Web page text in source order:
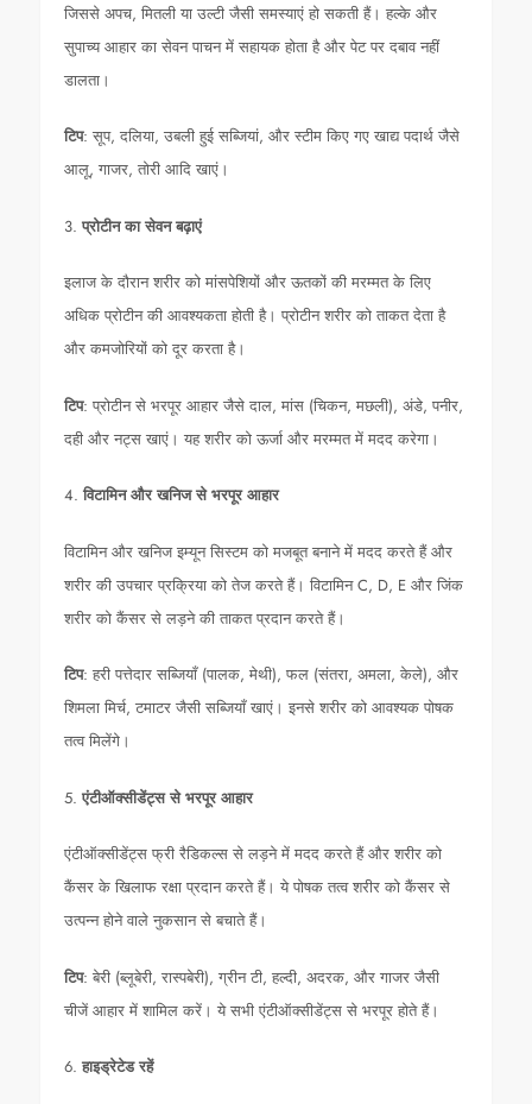
जिससे अपच, मितली या उल्टी जैसी समस्याएं हो सकती हैं। हल्के और
सुपाच्य आहार का सेवन पाचन में सहायक होता है और पेट पर दबाव नहीं
डालता।
टिप: सूप, दलिया, उबली हुई सब्जियां, और स्टीम किए गए खाद्य पदार्थ जैसे
आलू, गाजर, तोरी आदि खाएं।
3.प्रोटीन का सेवन बढ़ाएं
इलाज के दौरान शरीर को मांसपेशियों और ऊतकों की मरम्मत के लिए
अधिक प्रोटीन की आवश्यकता होती है। प्रोटीन शरीर को ताकत देता है
और कमजोरियों को दूर करता है।
टिप: प्रोटीन से भरपूर आहार जैसे दाल, मांस (चिकन, मछली), अंडे, पनीर,
दही और नट्स खाएं। यह शरीर को ऊर्जा और मरम्मत में मदद करेगा।
4. विटामिन और खनिज से भरपूर आहार
विटामिन और खनिज इम्यून सिस्टम को मजबूत बनाने में मदद करते हैं और
शरीर की उपचार प्रक्रिया को तेज करते हैं। विटामिन C, D, E और जिंक
शरीर को कैंसर से लड़ने की ताकत प्रदान करते हैं।
टिप: हरी पत्तेदार सब्जियाँ (पालक, मेथी), फल (संतरा, अमला, केले), और
शिमला मिर्च, टमाटर जैसी सब्जियाँ खाएं। इनसे शरीर को आवश्यक पोषक
तत्व मिलेंगे।
5. एंटीऑक्सीडेंट्स से भरपूर आहार
एंटीऑक्सीडेंट्स फ्री रैडिकल्स से लड़ने में मदद करते हैं और शरीर को
कैंसर के खिलाफ रक्षा प्रदान करते हैं। ये पोषक तत्व शरीर को कैंसर से
उत्पन्न होने वाले नुकसान से बचाते हैं।
टिप: बेरी (ब्लूबेरी, रास्पबेरी), ग्रीन टी, हल्दी, अदरक, और गाजर जैसी
चीजें आहार में शामिल करें। ये सभी एंटीऑक्सीडेंट्स से भरपूर होते हैं।
6.हाइड्रेटेड रहें